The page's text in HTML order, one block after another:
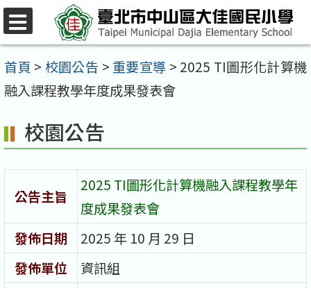
跳
至
主
要
容
區
首頁 > 校園公告 > 重要宣導 > 2025 TI圖形化計算機
融入課程教學年度成果發表會​
校園公告
公告主旨
2025 TI圖形化計算機融入課程教學年
度成果發表會​
發佈日期
2025 年 10 月 29 日
發佈單位
資訊組
選
單